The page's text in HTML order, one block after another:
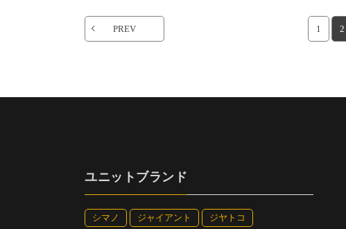
PREV 1 2
ユニットブランド
シマノ ジャイアント ジヤトコ